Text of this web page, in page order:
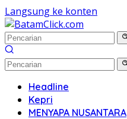
Langsung ke konten
Headline
Kepri
MENYAPA NUSANTARA